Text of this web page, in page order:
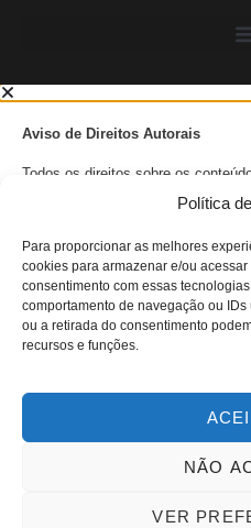
Política
Para proporcionar as melhores
cookies para armazenar e/ou
consentimento com essas
comportamento de navegação ou
ou a retirada do consentimento
recursos e funções.
NÃO
VER
Aviso de Direitos Autorais
Todos os direitos sobre os
sociais do Diário PcD, incluindo
direitos autorais.
Todos os Direitos Reservados.
Nenhuma parte das publicações
PcD devem ser reproduzidas,
qualquer forma ou por qualquer
ou outros métodos eletrônicos ou
a legislação vigente.
Para solicitações de permissão
jornalismopcd@gmail.comou
passível de sanções civis e